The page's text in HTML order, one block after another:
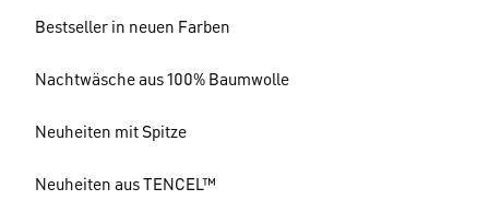
Bestseller in neuen Farben
Nachtwäsche aus 100% Baumwolle
Neuheiten mit Spitze
Neuheiten aus TENCEL™